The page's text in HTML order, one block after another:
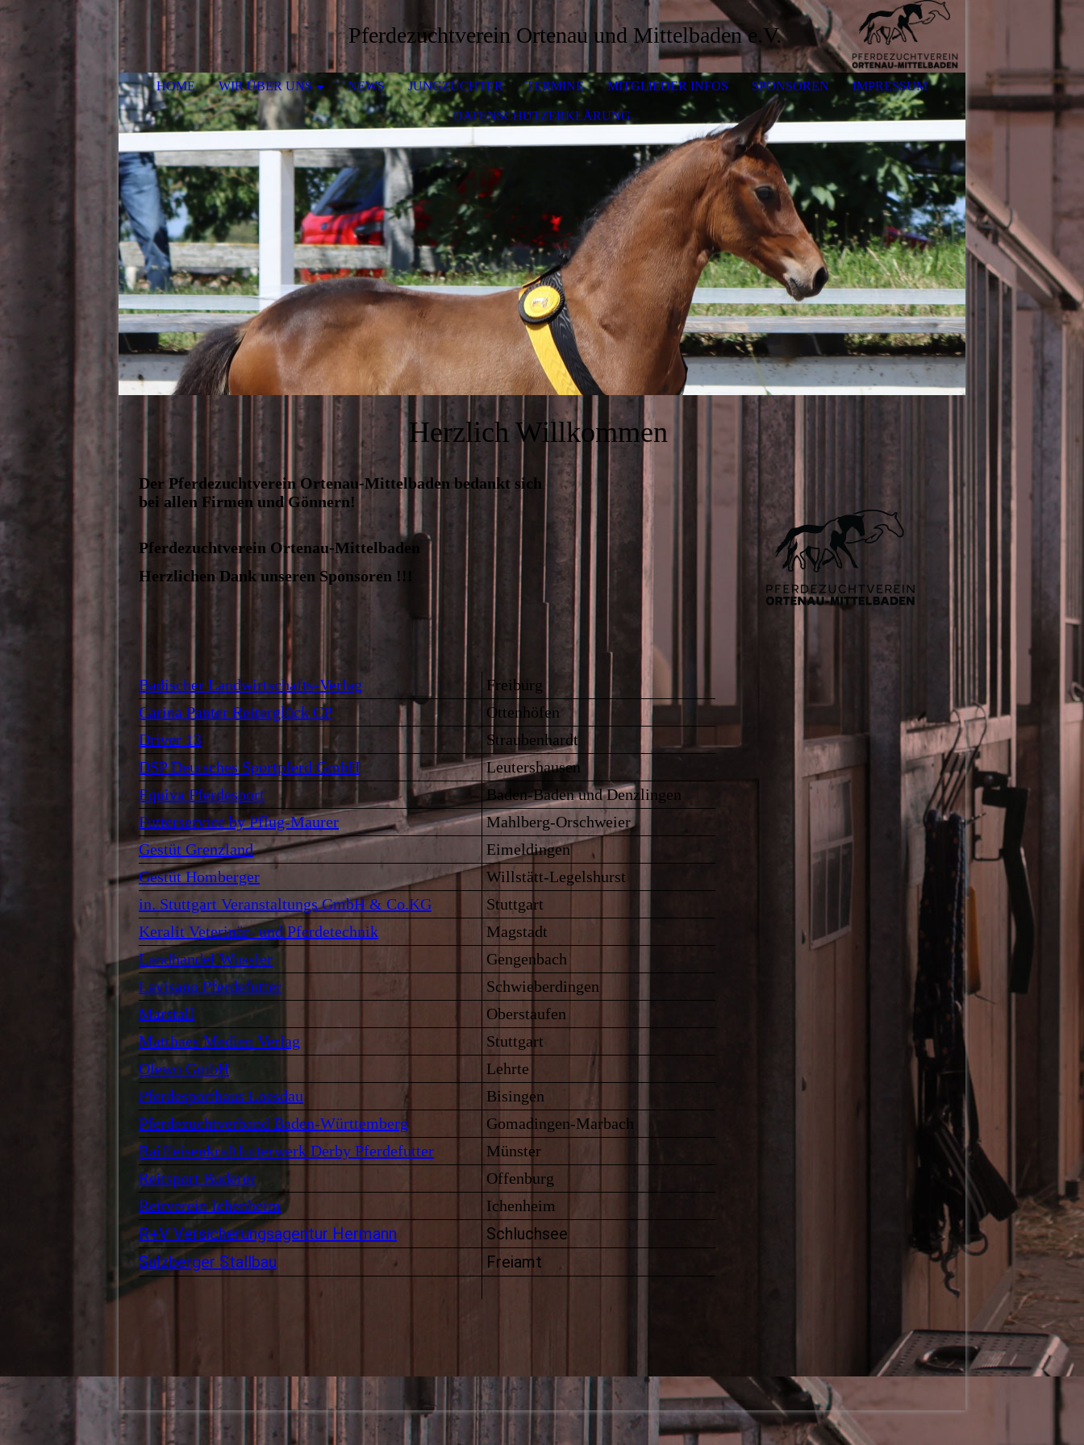
Pferdezuchtverein Ortenau und Mittelbaden e.V.
HOME WIR ÜBER UNS NEWS JUNGZÜCHTER TERMINE MITGLIEDER INFOS SPONSOREN IMPRESSUM
DATENSCHUTZERKLÄRUNG
Herzlich Willkommen
Der Pferdezuchtverein Ortenau-Mittelbaden bedankt sich
bei allen Firmen und Gönnern!
Pferdezuchtverein Ortenau-Mittelbaden
Herzlichen Dank unseren Sponsoren !!!
Badischer Landwirtschafts-Verlag
Freiburg
Carina Panter Reiterglück CP
Ottenhöfen
Driver 13
Straubenhardt
DSP Deutsches Sportpferd GmbH
Leutershausen
Equiva Pferdesport
Baden-Baden und Denzlingen
Futterservice by Pflug-Maurer
Mahlberg-Orschweier
Gestüt Grenzland
Eimeldingen
Gestüt Homberger
Willstätt-Legelshurst
in. Stuttgart Veranstaltungs GmbH & Co.KG
Stuttgart
Keralit Veterinär- und Pferdetechnik
Magstadt
Landhandel Wussler
Gengenbach
Lavisano Pferdefutter
Schwieberdingen
Marstall
Oberstaufen
Matthaes Medien Verlag
Stuttgart
Olewo GmbH
Lehrte
Pferdesporthaus Loesdau
Bisingen
Pferdezuchtverband Baden-Württemberg
Gomadingen-Marbach
Raiffeisenkraftfutterwerk Derby Pferdefutter
Münster
Reitsport Buderer
Offenburg
Reitverein Ichenheim
Ichenheim
R+V Versicherungsagentur Hermann
Schluchsee
Sulzberger Stallbau
Freiamt